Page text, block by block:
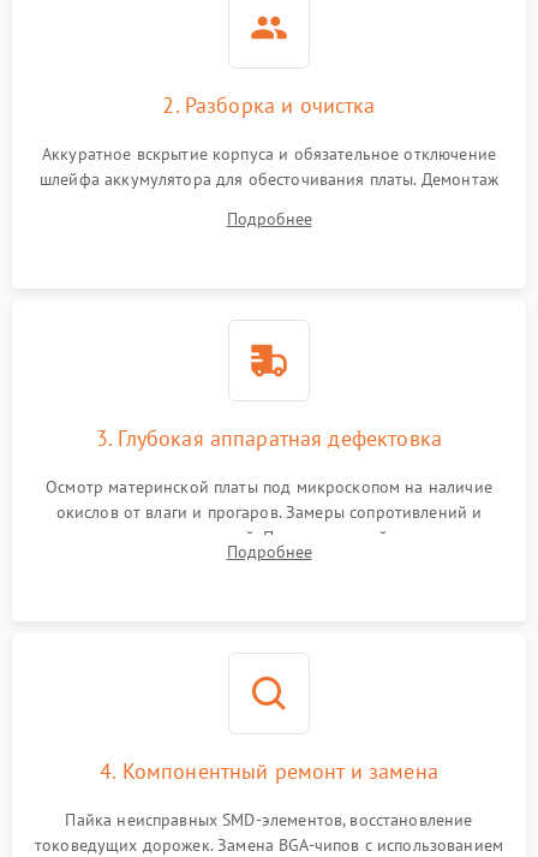
2000 ₽
Проблемы Wi‑Fi или
2500 ₽
2. Разборка и очистка
Аккуратное вскрытие корпуса и обязательное отключение
шлейфа аккумулятора для обесточивания платы. Демонтаж
высохшей термопасты с кристаллов чипов.
Подробнее
3. Глубокая аппаратная дефектовка
Осмотр материнской платы под микроскопом на наличие
окислов от влаги и прогаров. Замеры сопротивлений и
дежурных напряжений. Проверка цепей питания,
мультиконтроллера, процессора и видеочипа.
Подробнее
4. Компонентный ремонт и замена
Пайка неисправных SMD-элементов, восстановление
токоведущих дорожек. Замена BGA-чипов с использованием